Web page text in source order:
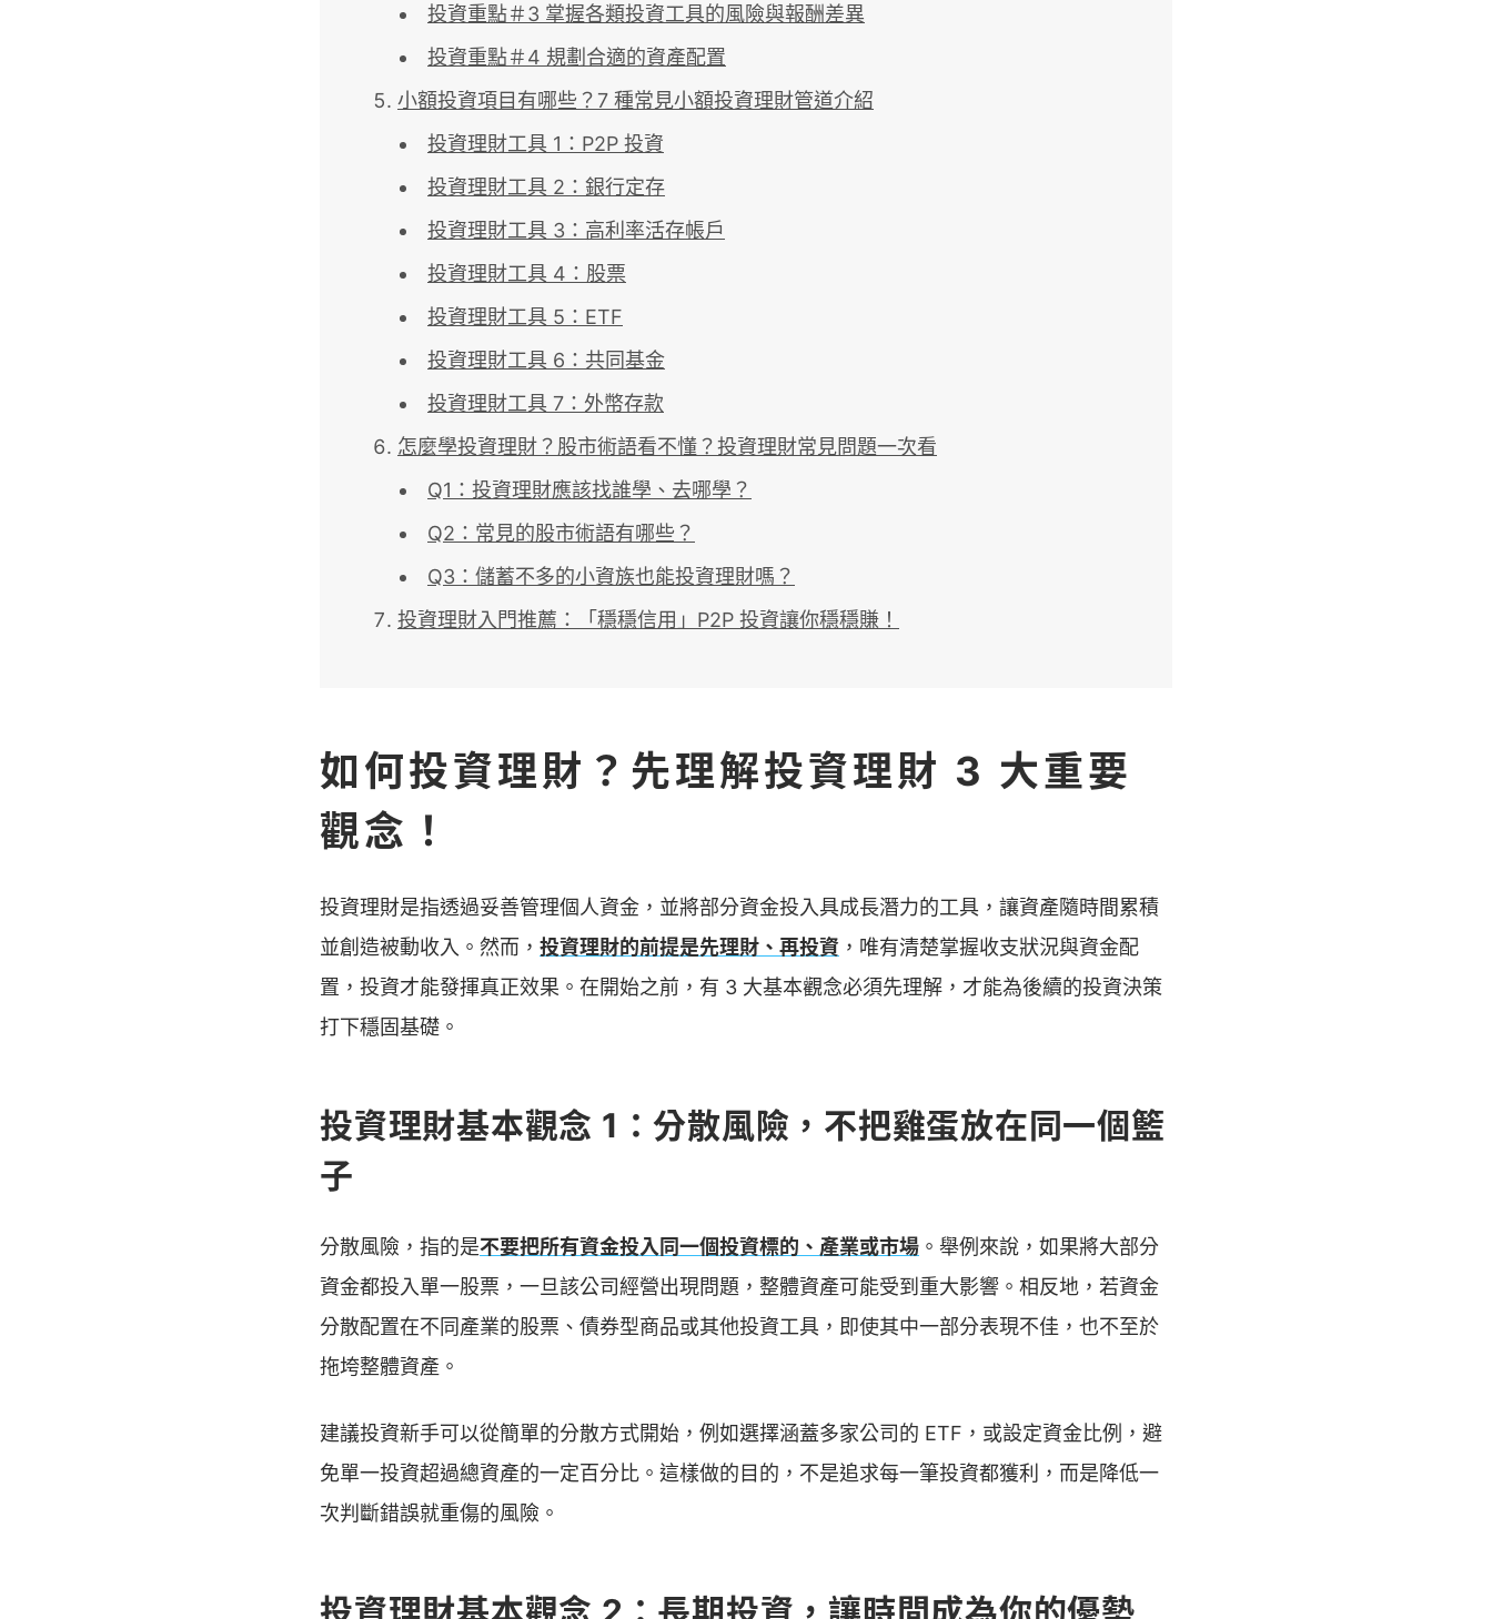
投資重點＃3 掌握各類投資工具的風險與報酬差異
投資重點＃4 規劃合適的資產配置
小額投資項目有哪些？7 種常見小額投資理財管道介紹
投資理財工具 1：P2P 投資
投資理財工具 2：銀行定存
投資理財工具 3：高利率活存帳戶
投資理財工具 4：股票
投資理財工具 5：ETF
投資理財工具 6：共同基金
投資理財工具 7：外幣存款
怎麼學投資理財？股市術語看不懂？投資理財常見問題一次看
Q1：投資理財應該找誰學、去哪學？
Q2：常見的股市術語有哪些？
Q3：儲蓄不多的小資族也能投資理財嗎？
投資理財入門推薦：「穩穩信用」P2P 投資讓你穩穩賺！
如何投資理財？先理解投資理財 3 大重要
觀念！
投資理財是指透過妥善管理個人資金，並將部分資金投入具成長潛力的工具，讓資產隨時間累積
並創造被動收入。然而， 投資理財的前提是先理財、再投資 ，唯有清楚掌握收支狀況與資金配
置，投資才能發揮真正效果。在開始之前，有 3 大基本觀念必須先理解，才能為後續的投資決策
打下穩固基礎。
投資理財基本觀念 1：分散風險，不把雞蛋放在同一個籃
子
分散風險，指的是不要把所有資金投入同一個投資標的、產業或市場 。舉例來說，如果將大部分
資金都投入單一股票，一旦該公司經營出現問題，整體資產可能受到重大影響。相反地，若資金
分散配置在不同產業的股票、債券型商品或其他投資工具，即使其中一部分表現不佳，也不至於
拖垮整體資產。
建議投資新手可以從簡單的分散方式開始，例如選擇涵蓋多家公司的 ETF，或設定資金比例，避
免單一投資超過總資產的一定百分比。這樣做的目的，不是追求每一筆投資都獲利，而是降低一
次判斷錯誤就重傷的風險。